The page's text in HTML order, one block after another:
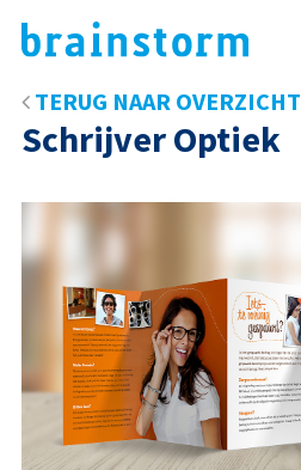
TERUG NAAR OVERZICHT
Schrijver Optiek